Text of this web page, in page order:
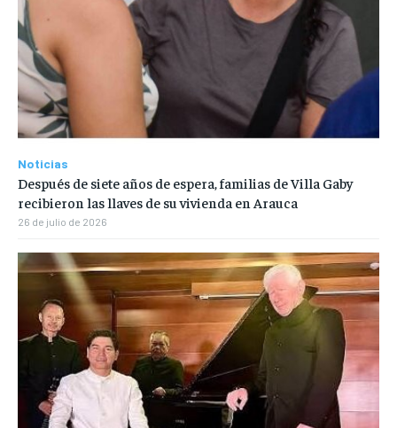
Noticias
Después de siete años de espera, familias de Villa Gaby
recibieron las llaves de su vivienda en Arauca
26 de julio de 2026